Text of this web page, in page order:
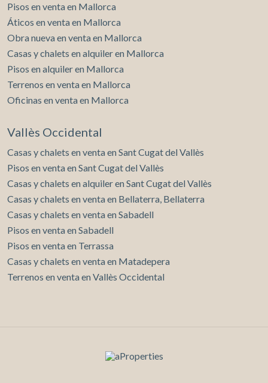
Pisos en venta en Mallorca
Áticos en venta en Mallorca
Obra nueva en venta en Mallorca
Casas y chalets en alquiler en Mallorca
Pisos en alquiler en Mallorca
Terrenos en venta en Mallorca
Oficinas en venta en Mallorca
Vallès Occidental
Casas y chalets en venta en Sant Cugat del Vallès
Pisos en venta en Sant Cugat del Vallès
Casas y chalets en alquiler en Sant Cugat del Vallès
Casas y chalets en venta en Bellaterra, Bellaterra
Casas y chalets en venta en Sabadell
Pisos en venta en Sabadell
Pisos en venta en Terrassa
Casas y chalets en venta en Matadepera
Terrenos en venta en Vallès Occidental